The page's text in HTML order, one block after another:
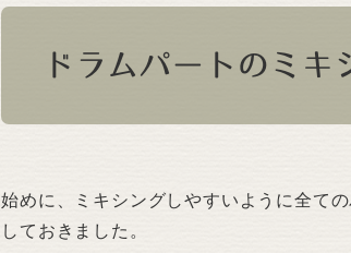
ドラムパートのミキ
始めに、ミキシングしやすいように全て
しておきました。